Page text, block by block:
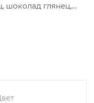
шоколад глянец,
представляет